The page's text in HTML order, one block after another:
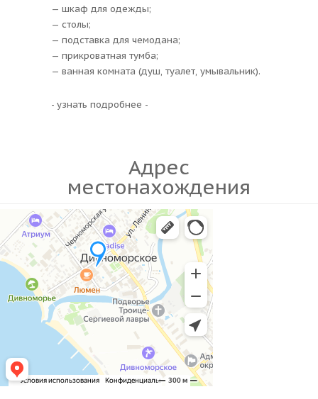
— шкаф для одежды;
— столы;
— подставка для чемодана;
— прикроватная тумба;
— ванная комната (душ, туалет, умывальник).
- узнать подробнее -
Адрес
местонахождения